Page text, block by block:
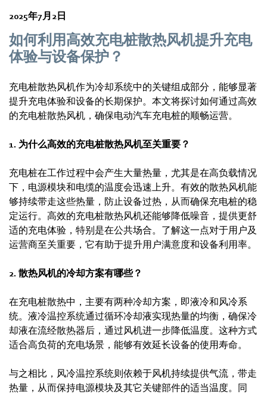
2025年7月2日
如何利用高效充电桩散热风机提升充电
体验与设备保护？
充电桩散热风机作为冷却系统中的关键组成部分，能够显著
提升充电体验和设备的长期保护。本文将探讨如何通过高效
的充电桩散热风机，确保电动汽车充电桩的顺畅运营。
1. 为什么高效的充电桩散热风机至关重要？
充电桩在工作过程中会产生大量热量，尤其是在高负载情况
下，电源模块和电缆的温度会迅速上升。有效的散热风机能
够持续带走这些热量，防止设备过热，从而确保充电桩的稳
定运行。高效的充电桩散热风机还能够降低噪音，提供更舒
适的充电体验，特别是在公共场合。了解这一点对于用户及
运营商至关重要，它有助于提升用户满意度和设备利用率。
2. 散热风机的冷却方案有哪些？
在充电桩散热中，主要有两种冷却方案，即液冷和风冷系
统。液冷温控系统通过循环冷却液实现热量的均衡，确保冷
却液在流经散热器后，通过风机进一步降低温度。这种方式
适合高负荷的充电场景，能够有效延长设备的使用寿命。
与之相比，风冷温控系统则依赖于风机持续提供气流，带走
热量，从而保持电源模块及其它关键部件的适当温度。同